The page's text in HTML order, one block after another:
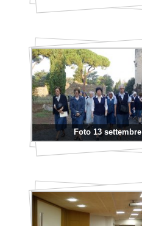
Foto 13 settembre